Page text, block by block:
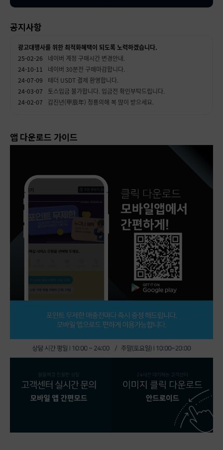
공지사항
광고대행사를 위한 최적화혜택이 되도록 노력하겠습니다.
네이버 계정 구매시간 변경안내.
네이버 30분전 구매마감합니다.
테더 USDT 결제 환영합니다.
토스입금 불가합니다. 입금전 확인부탁드립니다.
갑진년(甲辰年) 청룡의해 복 많이 받으세요.
재고부족으로 네이버 아이디 일시 한정판매합니다.
인스타그램 계정 하루전 예약 부탁드립니다.
페이스북 장기 계정 예약 가능합니다. 전날 예약 부탁드립니다.
구글 이메일,유튜브,구글 페이지 ALL PASS 계정만 취급합니다.
네이버 계정 일시적 한정판매합니다. 미리 예약 부탁드립니다.
트위터 계정 서치밴/서치안밴 확인불가합니다.
네이트 계정 판매중지합니다. 앞으로도 재입고하지 않을 예정입
인스타그램 블루뱃지 인증계정 판매중지합니다.
앱 다운로드 가이드